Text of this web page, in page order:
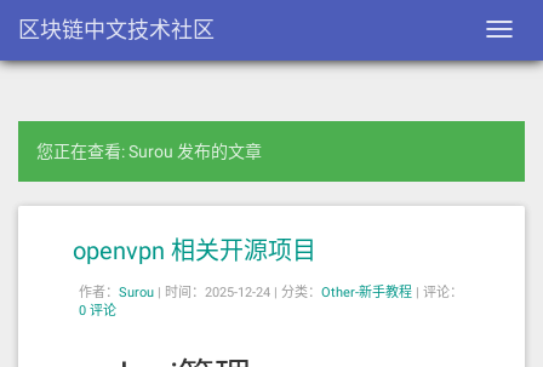
区块链中文技术社区
您正在查看: Surou 发布的文章
openvpn 相关开源项目
作者： Surou | 时间：2025-12-24 | 分类： Other-新手教程 | 评论：
0 评论